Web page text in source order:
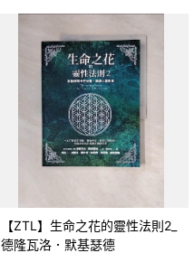
【ZTL】生命之花的靈性法則2_
德隆瓦洛．默基瑟德